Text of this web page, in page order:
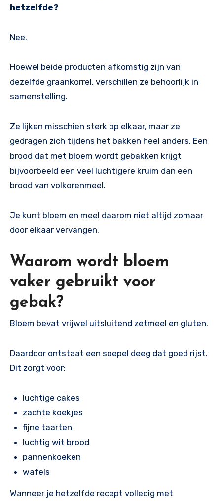
hetzelfde?
Nee.
Hoewel beide producten afkomstig zijn van
dezelfde graankorrel, verschillen ze behoorlijk in
samenstelling.
Ze lijken misschien sterk op elkaar, maar ze
gedragen zich tijdens het bakken heel anders. Een
brood dat met bloem wordt gebakken krijgt
bijvoorbeeld een veel luchtigere kruim dan een
brood van volkorenmeel.
Je kunt bloem en meel daarom niet altijd zomaar
door elkaar vervangen.
Waarom wordt bloem
vaker gebruikt voor
gebak?
Bloem bevat vrijwel uitsluitend zetmeel en gluten.
Daardoor ontstaat een soepel deeg dat goed rijst.
Dit zorgt voor:
luchtige cakes
zachte koekjes
fijne taarten
luchtig wit brood
pannenkoeken
wafels
Wanneer je hetzelfde recept volledig met